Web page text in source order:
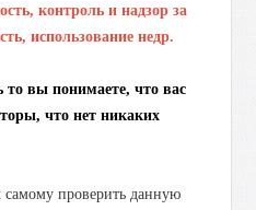
контроль и надзор за
использование недр.
то вы понимаете, что вас
что нет никаких
самому проверить данную